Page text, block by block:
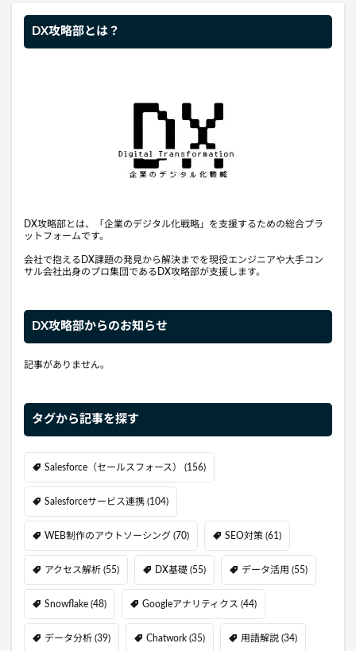
DX攻略部とは？
DX攻略部とは、「企業のデジタル化戦略」を支援するための総合プラ
ットフォームです。
会社で抱えるDX課題の発見から解決までを現役エンジニアや大手コン
サル会社出身のプロ集団であるDX攻略部が支援します。
DX攻略部からのお知らせ
記事がありません。
タグから記事を探す
Salesforce（セールスフォース） (156)
Salesforceサービス連携 (104)
WEB制作のアウトソーシング (70) SEO対策 (61)
アクセス解析 (55) DX基礎 (55) データ活用 (55)
Snowflake (48) Googleアナリティクス (44)
データ分析 (39) Chatwork (35) 用語解説 (34)